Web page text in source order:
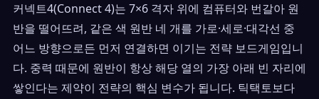
커넥트4(Connect 4)는 7×6 격자 위에 컴퓨터와 번갈아 원
반을 떨어뜨려, 같은 색 원반 네 개를 가로·세로·대각선 중
어느 방향으로든 먼저 연결하면 이기는 전략 보드게임입니
다. 중력 때문에 원반이 항상 해당 열의 가장 아래 빈 자리에
쌓인다는 제약이 전략의 핵심 변수가 됩니다. 틱택토보다